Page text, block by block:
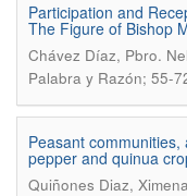
Participation and
The Figure of Bishop
Chávez Díaz, Pbro.
Palabra y Razón; 55-
Peasant
pepper and quinua
Quiñones Diaz,